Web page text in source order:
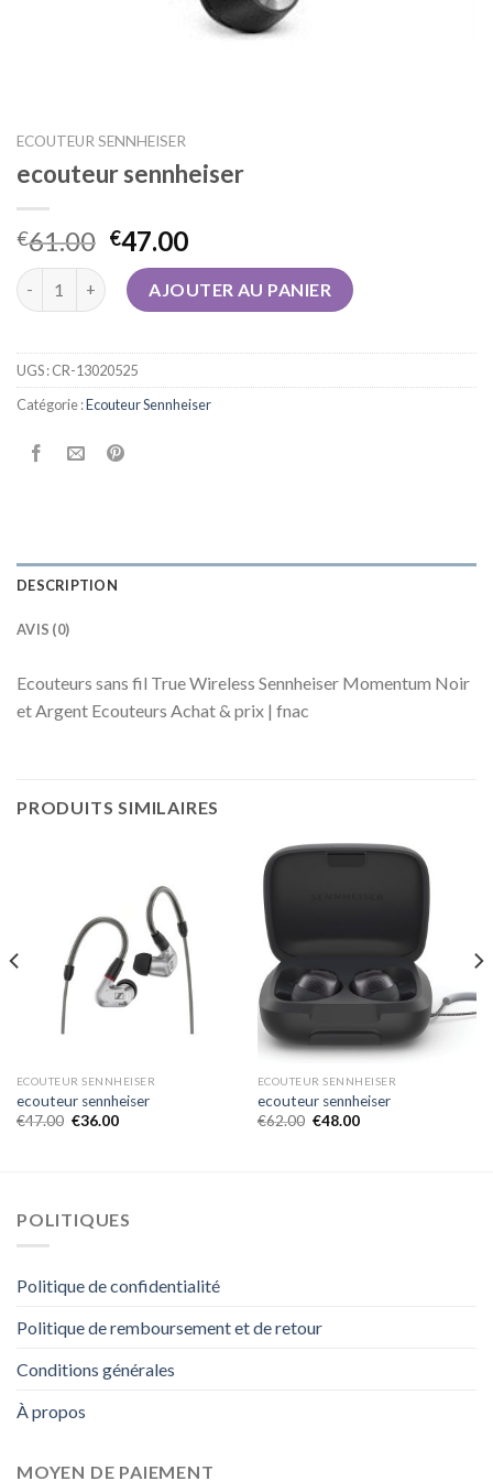
ECOUTEUR SENNHEISER
ecouteur sennheiser
€61.00 €47.00
quantité de ecouteur sennheiser
AJOUTER AU PANIER
UGS :CR-13020525
Catégorie :Ecouteur Sennheiser
DESCRIPTION
AVIS (0)
Ecouteurs sans fil True Wireless Sennheiser Momentum Noir
et Argent Ecouteurs Achat & prix | fnac
PRODUITS SIMILAIRES
ECOUTEUR SENNHEISER
ecouteur sennheiser
€47.00 €36.00
ECOUTEUR SENNHEISER
ecouteur sennheiser
€62.00 €48.00
POLITIQUES
Politique de confidentialité
Politique de remboursement et de retour
Conditions générales
À propos
MOYEN DE PAIEMENT